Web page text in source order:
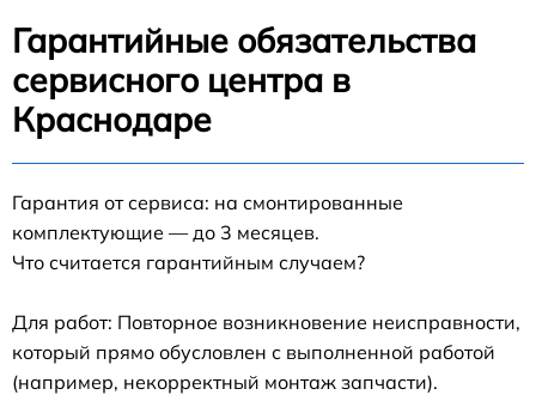
Гарантийные обязательства
сервисного центра в
Краснодаре
Гарантия от сервиса: на смонтированные
комплектующие — до 3 месяцев.
Что считается гарантийным случаем?
Для работ: Повторное возникновение неисправности,
который прямо обусловлен с выполненной работой
(например, некорректный монтаж запчасти).